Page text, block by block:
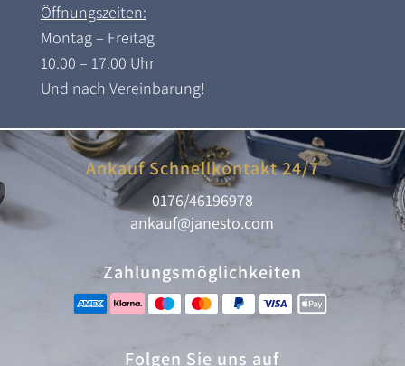
Öffnungszeiten:
Montag – Freitag
10.00 – 17.00 Uhr
Und nach Vereinbarung!
Ankauf Schnellkontakt 24/7
0176/46196978
ankauf@janesto.com
Zahlungsmöglichkeiten
Folgen Sie uns auf